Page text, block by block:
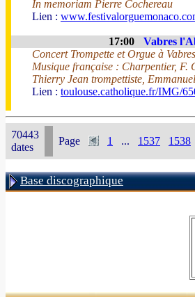
In memoriam Pierre Cochereau
Lien :
17:00
Vabres
Concert Trompette et Orgue à
Musique française : Charpentier,
Thierry Jean trompettiste,
Lien : toulouse.catholique.fr/IMG/
70443
dates
Page 1 ... 1537 1538
Base discographique